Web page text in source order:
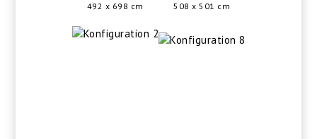
492 x 698 cm 508 x 501 cm